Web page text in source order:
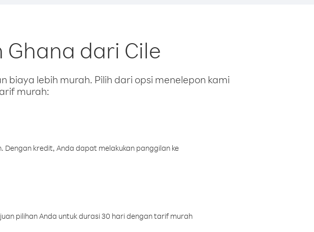
dari Cile
lebih murah. Pilih dari opsi menelepon kami
murah:
Dengan kredit, Anda dapat melakukan panggilan ke
pilihan Anda untuk durasi 30 hari dengan tarif murah